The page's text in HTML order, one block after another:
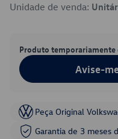
Unidade de venda:
Produto temporariamente
Avise-
Peça Original
Garantia de 3 meses